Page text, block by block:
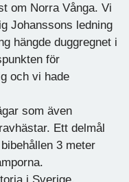
om Norra Vånga. Vi
Johanssons ledning
hängde duggregnet i
för
och vi hade
som även
Ett delmål
3 meter